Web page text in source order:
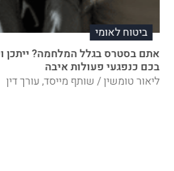
ביטוח לאומי
אתם בסטרס בגלל המלחמה? ייתכן
בכם כנפגעי פעולות איבה
ליאור טומשין / שותף מייסד, עורך דין